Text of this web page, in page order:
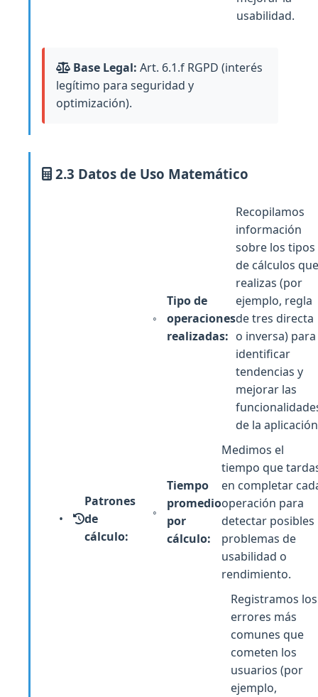
usabilidad.
Base Legal: Art. 6.1.f RGPD (interés
legítimo para seguridad y
optimización).
2.3 Datos de Uso Matemático
Patrones
de
cálculo:
Tipo de
operaciones
realizadas:
Recopilamos
información
sobre los tipos
de cálculos que
realizas (por
ejemplo, regla
de tres directa
o inversa) para
identificar
tendencias y
mejorar las
de la
Tiempo
promedio
por
cálculo:
Medimos el
tiempo que
en completar
operación para
detectar posibles
problemas de
usabilidad o
rendimiento.
Registramos los
errores más
comunes que
cometen los
usuarios (por
ejemplo,